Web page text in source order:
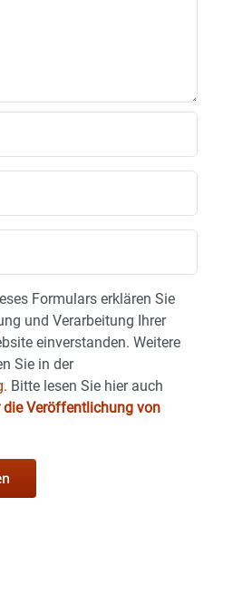
Formulars erklären Sie
und Verarbeitung Ihrer
einverstanden. Weitere
Sie in der
Bitte lesen Sie hier auch
die Veröffentlichung von